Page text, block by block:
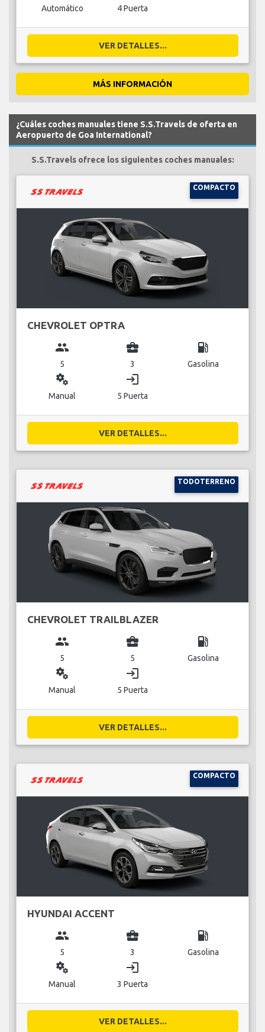
Automático 4 Puerta
VER DETALLES...
MÁS INFORMACIÓN
¿Cuáles coches manuales tiene S.S.Travels de oferta en
Aeropuerto de Goa International?
S.S.Travels ofrece los siguientes coches manuales:
COMPACTO
CHEVROLET OPTRA
group
5
business_center
3
local_gas_station
Gasolina
miscellaneous_services
Manual
login
5 Puerta
VER DETALLES...
TODOTERRENO
CHEVROLET TRAILBLAZER
group
5
business_center
5
local_gas_station
Gasolina
miscellaneous_services
Manual
login
5 Puerta
VER DETALLES...
COMPACTO
HYUNDAI ACCENT
group
5
business_center
3
local_gas_station
Gasolina
miscellaneous_services
Manual
login
3 Puerta
VER DETALLES...